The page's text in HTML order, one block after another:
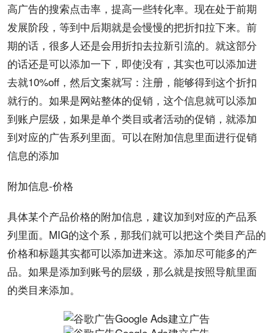
高广告的搜索点击率，提高一些转化率。现在处于前期
发展阶段，等到中后期就是会慢慢的把折扣拉下来。前
期的话，很多人还是会用折扣去拉新引流的。就这部分
的话还是可以添加一下，即使没有，其实也可以添加进
去就10%off，然后文案就写：注册，能够得到这个折扣
就行的。如果是网站整体的促销，这个信息就可以添加
到账户层级，如果是单个类目或者活动的促销，就添加
到对应的广告系列里面。可以在附加信息里面进行促销
信息的添加
附加信息-价格
具体某个产品价格的附加信息，建议加到对应的产品系
列里面。MIG的这个系，那我们就可以把这个类目产品的
价格和标题其实都可以添加进来这。添加尽可能多的产
品。如果是添加到账号的层级，那么就是按照导航里面
的类目来添加。